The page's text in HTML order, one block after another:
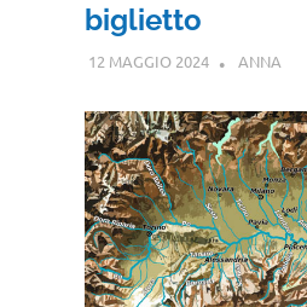
biglietto
12 MAGGIO 2024 ANNA